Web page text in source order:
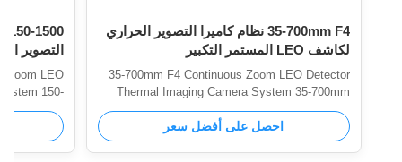
35-700mm F4 نظام كاميرا التصوير الحراري
لكاشف LEO المستمر التكبير
35-700mm F4 Continuous Zoom LEO Detector
Thermal Imaging Camera System 35-700mm
Thermal Imaging System is an advanced MWIR
cooled thermal imager used for long-distance
detection. The highly sensitive MWIR cooled
احصل على أفضل سعر
المستمر
150-
is an
used for
sensitive